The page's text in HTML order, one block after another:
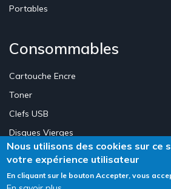
Portables
Consommables
Cartouche Encre
Toner
Clefs USB
Disques Vierges
Création Site E-commerce
Nous utilisons des cookies sur ce
votre expérience utilisateur
En cliquant sur le bouton Accepter, vous